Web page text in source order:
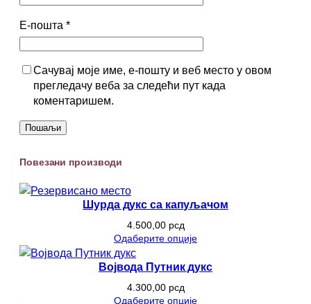
Е-пошта *
Сачувај моје име, е-пошту и веб место у овом
прегледачу веба за следећи пут када
коментаришем.
Повезани производи
Шурда дукс са капуљачом
4.500,00 рсд
Одаберите опције
Војвода Путник дукс
4.300,00 рсд
Одаберите опције